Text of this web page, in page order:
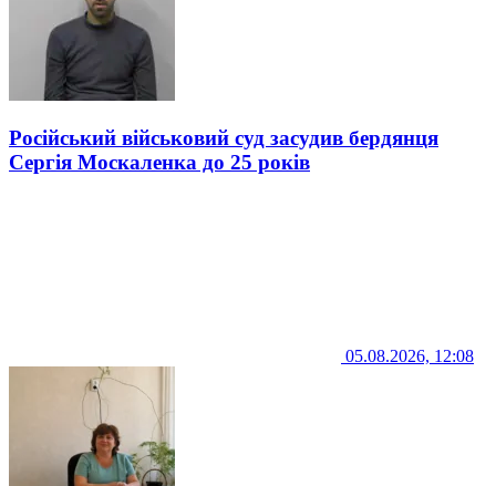
Російський військовий суд засудив бердянця
Сергія Москаленка до 25 років
05.08.2026, 12:08